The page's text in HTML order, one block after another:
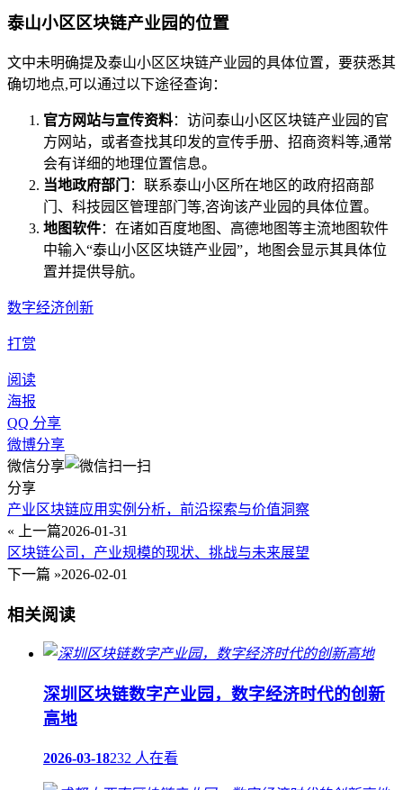
泰山小区区块链产业园的位置
文中未明确提及泰山小区区块链产业园的具体位置，要获悉其
确切地点,可以通过以下途径查询：
官方网站与宣传资料：访问泰山小区区块链产业园的官
方网站，或者查找其印发的宣传手册、招商资料等,通常
会有详细的地理位置信息。
当地政府部门
：联系泰山小区所在地区的政府招商部
门、科技园区管理部门等,咨询该产业园的具体位置。
地图软件：在诸如百度地图、高德地图等主流地图软件
中输入“泰山小区区块链产业园”，地图会显示其具体位
置并提供导航。
数字经济创新
打赏
阅读
海报
QQ 分享
微博分享
微信分享
分享
产业区块链应用实例分析，前沿探索与价值洞察
« 上一篇2026-01-31
区块链公司，产业规模的现状、挑战与未来展望
下一篇 »2026-02-01
相关阅读
深圳区块链数字产业园，数字经济时代的创新
高地
2026-03-18232 人在看